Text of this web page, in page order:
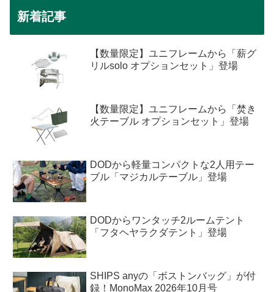
新着記事
【数量限定】ユニフレームから「薪グ
リルsolo オプションセット」登場
【数量限定】ユニフレームから「焚き
火テーブル オプションセット」登場
DODから軽量コンパクトな2人用テー
ブル「マジカルテーブル」登場
DODからワンタッチ2ルームテント
「フタヘヤラクダテント」登場
SHIPS anyの「ボストンバッグ」が付
録！MonoMax 2026年10月号